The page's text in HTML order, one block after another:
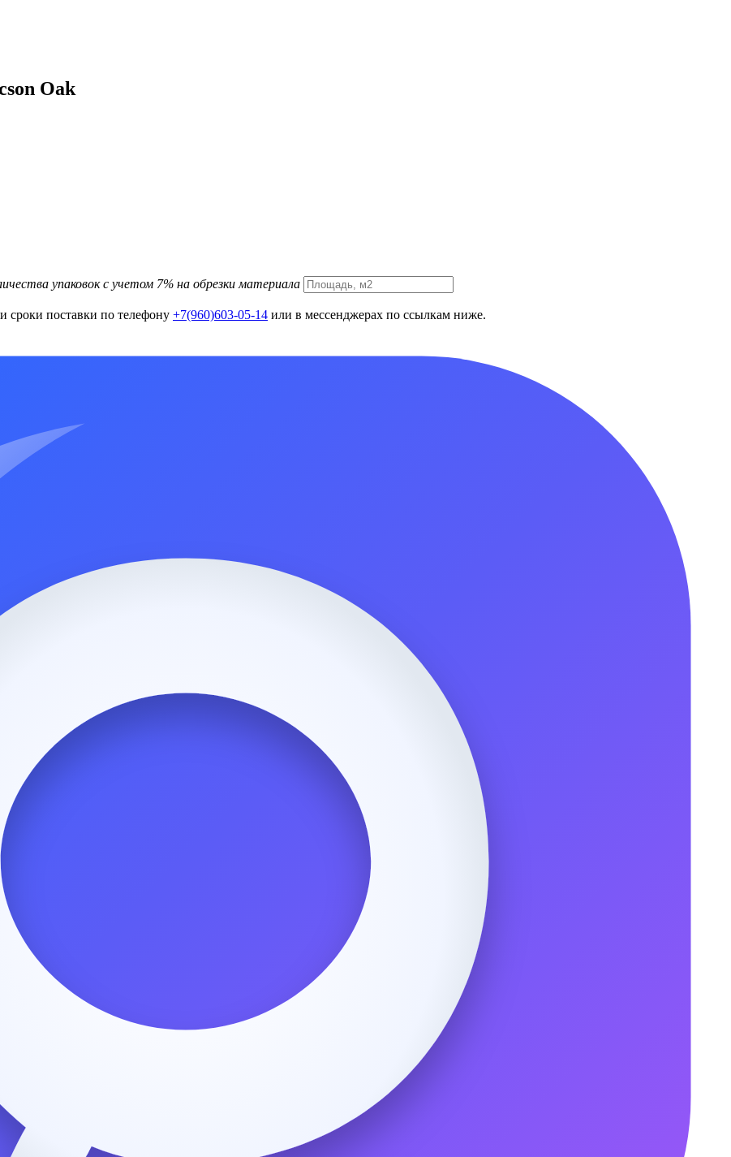
Oak
упаковок с учетом 7% на обрезки материала
сроки поставки по телефону +7(960)603-05-14 или в мессенджерах по ссылкам ниже.